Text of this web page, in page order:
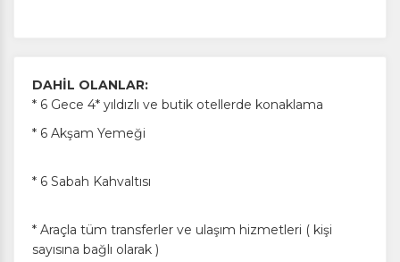
DAHİL OLANLAR:
* 6 Gece 4* yıldızlı ve butik otellerde konaklama
* 6 Akşam Yemeği
* 6 Sabah Kahvaltısı
* Araçla tüm transferler ve ulaşım hizmetleri ( kişi
sayısına bağlı olarak )